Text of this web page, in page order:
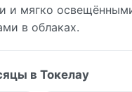
и мягко
в облаках.
в Токелау